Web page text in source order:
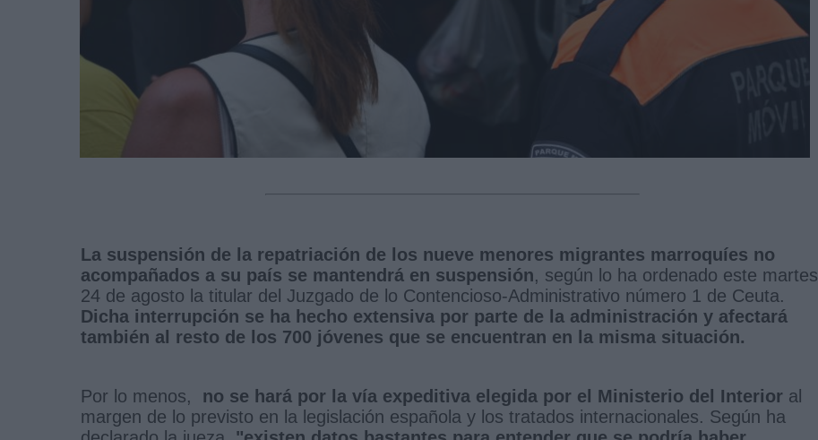
La suspensión de la repatriación de los nueve menores migrantes marroquíes no
acompañados a su país se mantendrá en suspensión, según lo ha ordenado este martes
24 de agosto la titular del Juzgado de lo Contencioso-Administrativo número 1 de Ceuta.
Dicha interrupción se ha hecho extensiva por parte de la administración y afectará
también al resto de los 700 jóvenes que se encuentran en la misma situación.
Por lo menos, no se hará por la vía expeditiva elegida por el Ministerio del Interior al
margen de lo previsto en la legislación española y los tratados internacionales. Según ha